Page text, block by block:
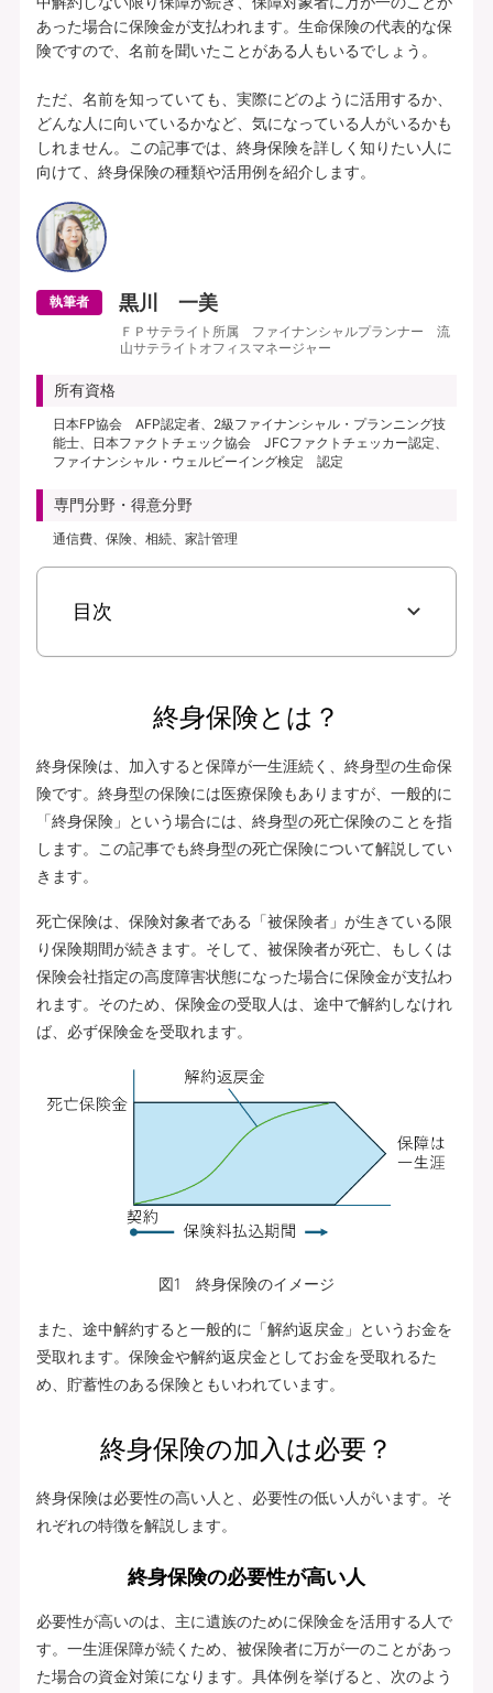
あった場合に保険金が支払われます。生命保険の代表的な保
険ですので、名前を聞いたことがある人もいるでしょう。
ただ、名前を知っていても、実際にどのように活用するか、
どんな人に向いているかなど、気になっている人がいるかも
しれません。この記事では、終身保険を詳しく知りたい人に
執筆者 黒川 一美
ＦＰサテライト所属 ファイナンシャルプランナー 流
山サテライトオフィスマネージャー
所有資格
日本FP協会 AFP認定者、2級ファイナンシャル・プランニング技
能士、日本ファクトチェック協会 JFCファクトチェッカー認定、
ファイナンシャル・ウェルビーイング検定 認定
専門分野・得意分野
通信費、保険、相続、家計管理
目次
終身保険とは？
終身保険は、加入すると保障が一生涯続く、終身型の生命保
険です。終身型の保険には医療保険もありますが、一般的に
「終身保険」という場合には、終身型の死亡保険のことを指
します。この記事でも終身型の死亡保険について解説してい
きます。
死亡保険は、保険対象者である「被保険者」が生きている限
り保険期間が続きます。そして、被保険者が死亡、もしくは
保険会社指定の高度障害状態になった場合に保険金が支払わ
れます。そのため、保険金の受取人は、途中で解約しなけれ
ば、必ず保険金を受取れます。
図1 終身保険のイメージ
また、途中解約すると一般的に「解約返戻金」というお金を
受取れます。保険金や解約返戻金としてお金を受取れるた
め、貯蓄性のある保険ともいわれています。
終身保険の加入は必要？
終身保険は必要性の高い人と、必要性の低い人がいます。そ
れぞれの特徴を解説します。
終身保険の必要性が高い人
必要性が高いのは、主に遺族のために保険金を活用する人で
す。一生涯保障が続くため、被保険者に万が一のことがあっ
た場合の資金対策になります。具体例を挙げると、次のよう